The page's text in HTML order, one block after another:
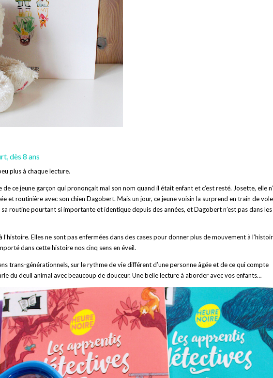
dès 8 ans
plus à chaque lecture.
de ce jeune garçon qui prononçait mal son nom quand il était enfant et c’est resté. Josette, elle
et routinière avec son chien Dagobert. Mais un jour, ce jeune voisin la surprend en train de
sa routine pourtant si importante et identique depuis des années, et Dagobert n’est pas dans les
Elles ne sont pas enfermées dans des cases pour donner plus de mouvement à
dans cette histoire nos cinq sens en éveil.
trans-générationnels, sur le rythme de vie différent d’une personne âgée et de ce qui compte
du deuil animal avec beaucoup de douceur. Une belle lecture à aborder avec vos enfants…